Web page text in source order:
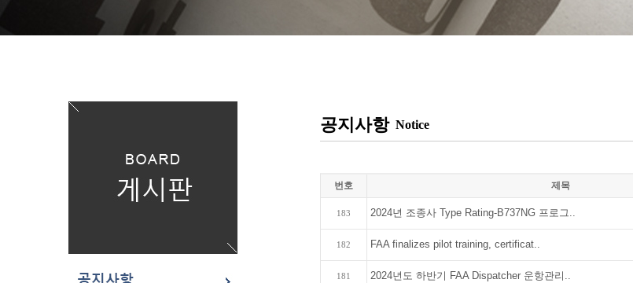
공지사항Notice
번호 제목
183 2024년 조종사 Type Rating-B737NG 프로그..
182 FAA finalizes pilot training, certificat..
181 2024년도 하반기 FAA Dispatcher 운항관리..